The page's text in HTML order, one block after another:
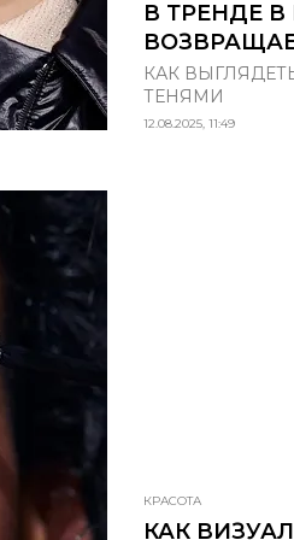
В ТРЕНДЕ
КАК
ТЕНЯМИ
12.08.2025, 11:49
КРАСОТА
КАК